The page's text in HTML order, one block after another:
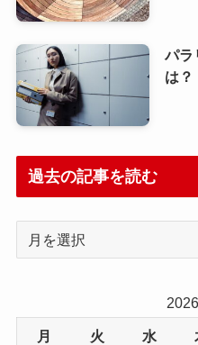
パラ
は？
過去の記事を読む
事
月 火 水